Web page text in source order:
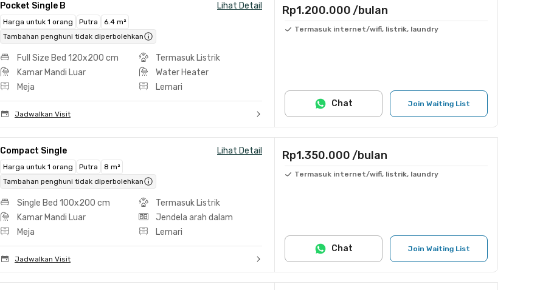
Pocket Single B Lihat Detail
Harga untuk 1 orang Putra
6.4 m²
Tambahan penghuni tidak diperbolehkan
Full Size Bed 120x200 cm
Termasuk Listrik
Kamar Mandi Luar
Water Heater
Meja
Lemari
Jadwalkan Visit
Rp1.200.000 /bulan
Termasuk internet/wifi, listrik, laundry
Join Waiting List
Chat
Compact Single Lihat Detail
Harga untuk 1 orang Putra
8 m²
Tambahan penghuni tidak diperbolehkan
Single Bed 100x200 cm
Termasuk Listrik
Kamar Mandi Luar
Jendela arah dalam
Meja
Lemari
Jadwalkan Visit
Rp1.350.000 /bulan
Termasuk internet/wifi, listrik, laundry
Join Waiting List
Chat